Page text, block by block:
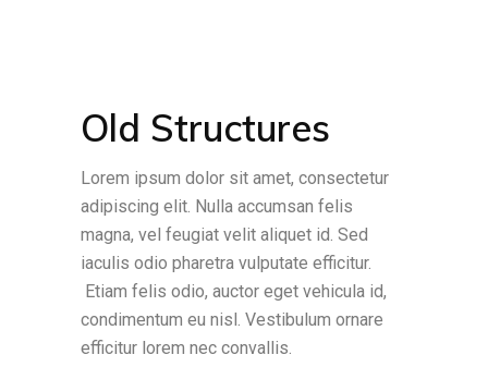
Old Structures
Lorem ipsum dolor sit amet, consectetur
adipiscing elit. Nulla accumsan felis
magna, vel feugiat velit aliquet id. Sed
iaculis odio pharetra vulputate efficitur.
Etiam felis odio, auctor eget vehicula id,
condimentum eu nisl. Vestibulum ornare
efficitur lorem nec convallis.